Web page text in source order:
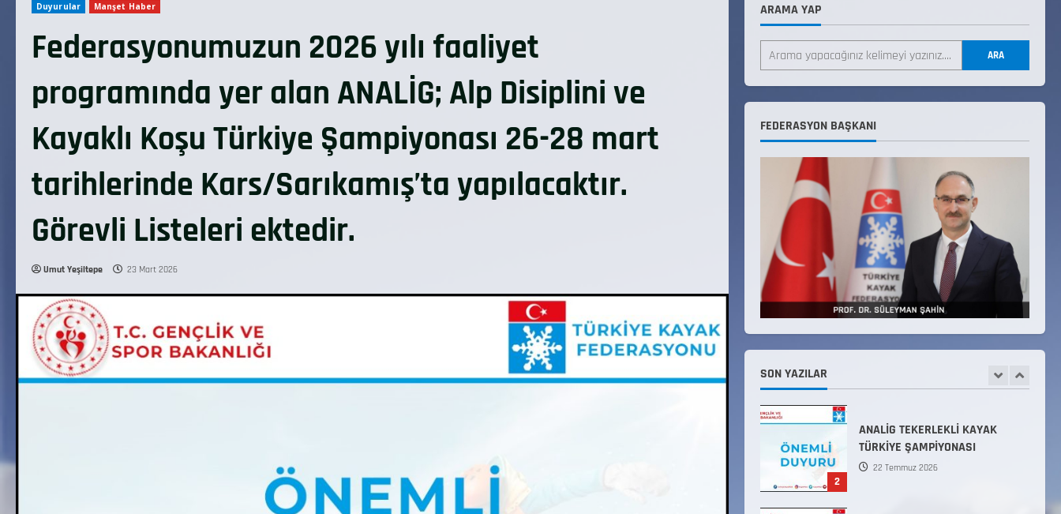
Duyurular Manşet Haber
Federasyonumuzun 2026 yılı faaliyet
programında yer alan ANALİG; Alp Disiplini ve
Kayaklı Koşu Türkiye Şampiyonası 26-28 mart
tarihlerinde Kars/Sarıkamış’ta yapılacaktır.
Görevli Listeleri ektedir.
Umut Yeşiltepe 23 Mart 2026
ARAMA YAP
ARA
FEDERASYON BAŞKANI
SON YAZILAR
3
TÜRKİYE ŞAMPİYONASI GÖREVLİ
LİSTESİ
Teknik Kurul ve Alt Kurul
Üyelerimiz Belirlendi
18 Temmuz 2026
5
KAYAKLI KOŞU VE BİATHLON
3.KADEME ANTRENÖRLÜK KURSU
DUYURUSU
12 Temmuz 2026
Millî Savunma Bakanlığı Kara,
Komutanlıklarına 2026 Yılı
Sözleşmeli Er Temini Başvuruları
2
ANALİG TEKERLEKLİ KAYAK
TÜRKİYE ŞAMPİYONASI
22 Temmuz 2026